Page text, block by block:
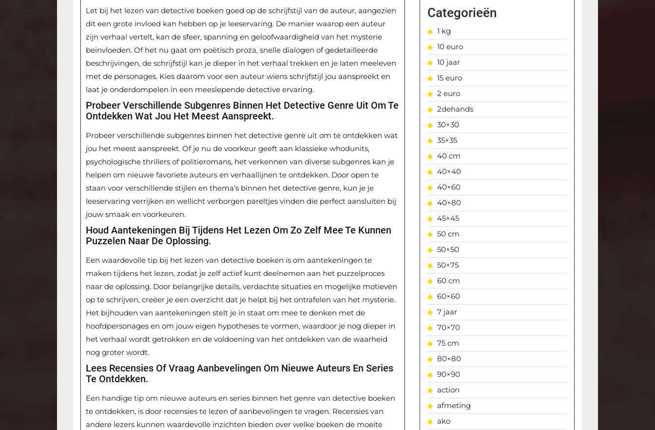
Let bij het lezen van detective boeken goed op de schrijfstijl van de auteur, aangezien
dit een grote invloed kan hebben op je leeservaring. De manier waarop een auteur
zijn verhaal vertelt, kan de sfeer, spanning en geloofwaardigheid van het mysterie
beïnvloeden. Of het nu gaat om poëtisch proza, snelle dialogen of gedetailleerde
beschrijvingen, de schrijfstijl kan je dieper in het verhaal trekken en je laten meeleven
met de personages. Kies daarom voor een auteur wiens schrijfstijl jou aanspreekt en
laat je onderdompelen in een meeslepende detective ervaring.
Probeer Verschillende Subgenres Binnen Het Detective Genre Uit Om Te
Ontdekken Wat Jou Het Meest Aanspreekt.
Probeer verschillende subgenres binnen het detective genre uit om te ontdekken wat
jou het meest aanspreekt. Of je nu de voorkeur geeft aan klassieke whodunits,
psychologische thrillers of politieromans, het verkennen van diverse subgenres kan je
helpen om nieuwe favoriete auteurs en verhaallijnen te ontdekken. Door open te
staan voor verschillende stijlen en thema’s binnen het detective genre, kun je je
leeservaring verrijken en wellicht verborgen pareltjes vinden die perfect aansluiten bij
jouw smaak en voorkeuren.
Houd Aantekeningen Bij Tijdens Het Lezen Om Zo Zelf Mee Te Kunnen
Puzzelen Naar De Oplossing.
Een waardevolle tip bij het lezen van detective boeken is om aantekeningen te
maken tijdens het lezen, zodat je zelf actief kunt deelnemen aan het puzzelproces
naar de oplossing. Door belangrijke details, verdachte situaties en mogelijke motieven
op te schrijven, creëer je een overzicht dat je helpt bij het ontrafelen van het mysterie.
Het bijhouden van aantekeningen stelt je in staat om mee te denken met de
hoofdpersonages en om jouw eigen hypotheses te vormen, waardoor je nog dieper in
het verhaal wordt getrokken en de voldoening van het ontdekken van de waarheid
nog groter wordt.
Lees Recensies Of Vraag Aanbevelingen Om Nieuwe Auteurs En Series
Te Ontdekken.
Een handige tip om nieuwe auteurs en series binnen het genre van detective boeken
te ontdekken, is door recensies te lezen of aanbevelingen te vragen. Recensies van
andere lezers kunnen waardevolle inzichten bieden over welke boeken de moeite
Categorieën
1 kg
10 euro
10 jaar
15 euro
2 euro
2dehands
30×30
35×35
40 cm
40×40
40×60
40×80
45×45
50 cm
50×50
50×75
60 cm
60×60
7 jaar
70×70
75 cm
80×80
90×90
action
afmeting
ako